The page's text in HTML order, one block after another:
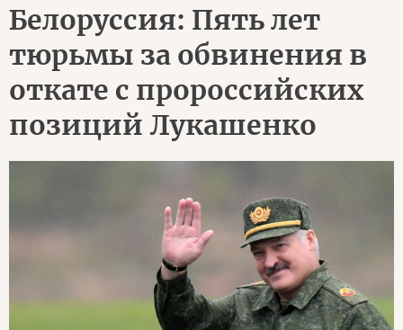
Белоруссия: Пять лет
тюрьмы за обвинения в
откате с пророссийских
позиций Лукашенко